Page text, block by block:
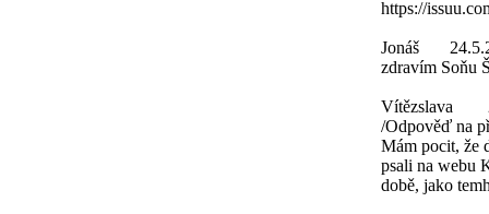
https://
Jonáš
zdravím Soňu
Vítězslava
/Odpověď na
Mám pocit, že
psali na webu
době, jako